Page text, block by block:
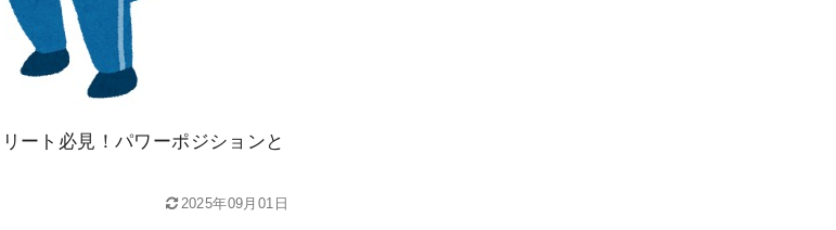
ート必見！パワーポジションと
2025年09月01日